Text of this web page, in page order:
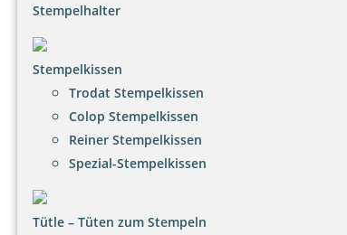
Stempelhalter
Stempelkissen
Trodat Stempelkissen
Colop Stempelkissen
Reiner Stempelkissen
Spezial-Stempelkissen
Tütle – Tüten zum Stempeln